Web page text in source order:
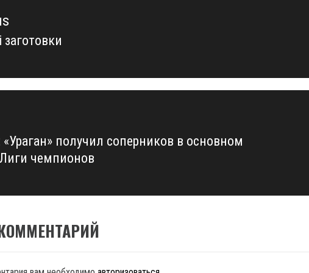
заготовки
«Ураган» получил соперников в основном
чемпионов